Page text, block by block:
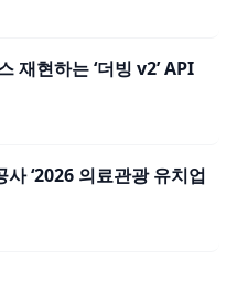
재현하는 ‘더빙 v2’ API
‘2026 의료관광 유치업